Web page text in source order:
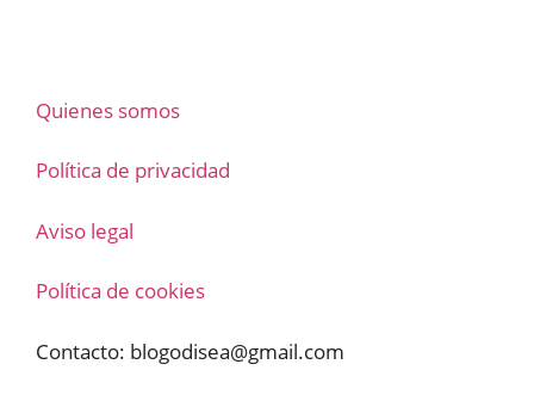
Quienes somos
Política de privacidad
Aviso legal
Política de cookies
Contacto: blogodisea@gmail.com